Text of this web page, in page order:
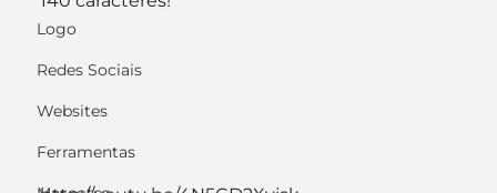
Logo
Redes Sociais
Websites
Ferramentas